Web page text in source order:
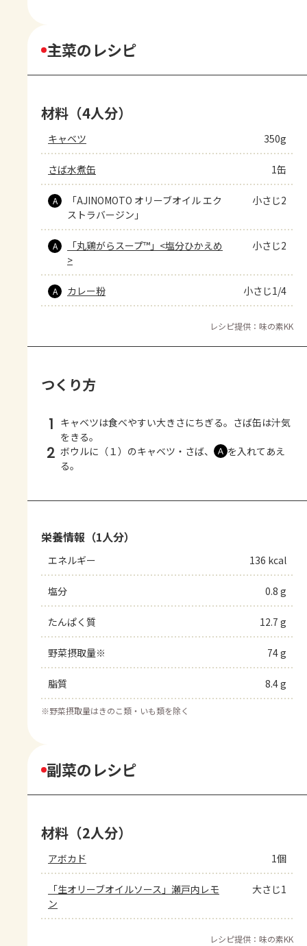
主菜のレシピ
材料（4人分）
キャベツ 350g
さば水煮缶 1缶
A
「AJINOMOTO オリーブオイル エク
ストラバージン」
小さじ2
A
「丸鶏がらスープ™」<塩分ひかえめ
>
小さじ2
A カレー粉 小さじ1/4
レシピ提供：味の素KK
つくり方
1 キャベツは食べやすい大きさにちぎる。さば缶は汁気
をきる。
2 ボウルに（１）のキャベツ・さば、 Ａ を入れてあえ
る。
栄養情報（1人分）
エネルギー 136 kcal
塩分 0.8 g
たんぱく質 12.7 g
野菜摂取量※ 74 g
脂質 8.4 g
※野菜摂取量はきのこ類・いも類を除く
副菜のレシピ
材料（2人分）
アボカド 1個
「生オリーブオイルソース」瀬戸内レモ
ン
大さじ1
レシピ提供：味の素KK